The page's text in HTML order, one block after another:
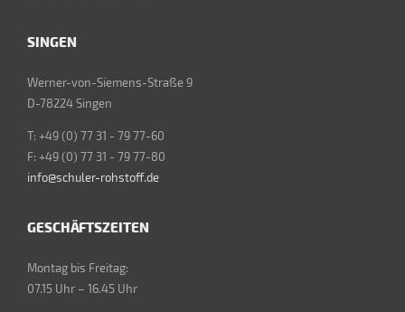
SINGEN
Werner-von-Siemens-Straße 9
D-78224 Singen
T: +49 (0) 77 31 - 79 77-60
F: +49 (0) 77 31 - 79 77-80
info@schuler-rohstoff.de
GESCHÄFTSZEITEN
Montag bis Freitag:
07.15 Uhr – 16.45 Uhr